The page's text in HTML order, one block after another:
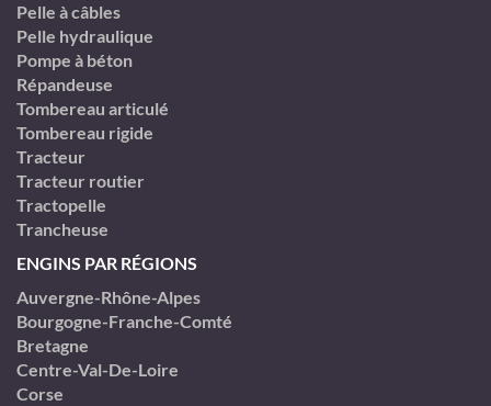
Pelle à câbles
Pelle hydraulique
Pompe à béton
Répandeuse
Tombereau articulé
Tombereau rigide
Tracteur
Tracteur routier
Tractopelle
Trancheuse
ENGINS PAR RÉGIONS
Auvergne-Rhône-Alpes
Bourgogne-Franche-Comté
Bretagne
Centre-Val-De-Loire
Corse